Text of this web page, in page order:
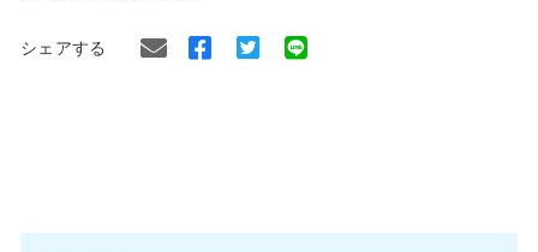
シェアする
Facebook
Twitter